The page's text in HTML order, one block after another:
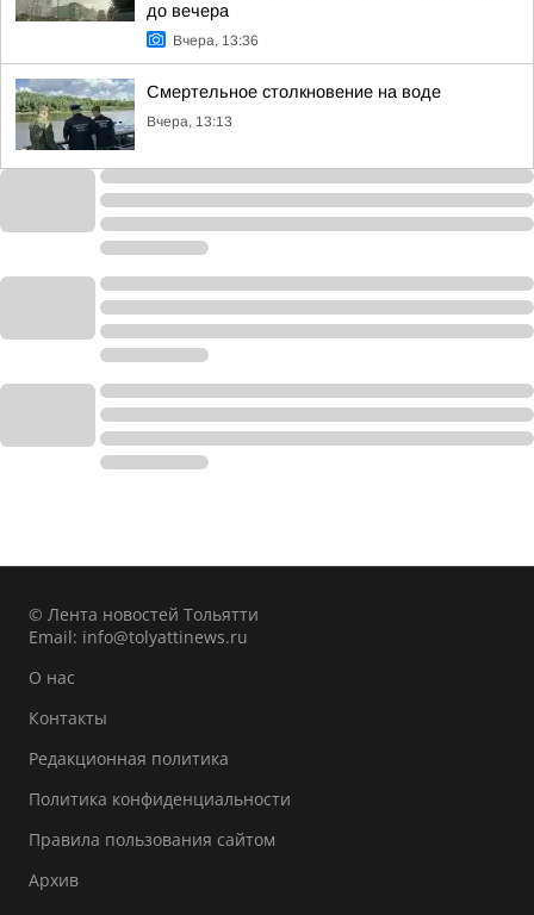
до вечера
Вчера, 13:36
Смертельное столкновение на воде
Вчера, 13:13
© Лента новостей Тольятти
Email: info@tolyattinews.ru
О нас
Контакты
Редакционная политика
Политика конфиденциальности
Правила пользования сайтом
Архив